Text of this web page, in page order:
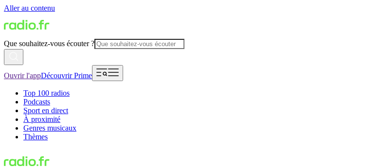
Aller au contenu
Que souhaitez-vous écouter ?
Ouvrir l'appDécouvrir Prime
Top 100 radios
Podcasts
Sport en direct
À proximité
Genres musicaux
Thèmes